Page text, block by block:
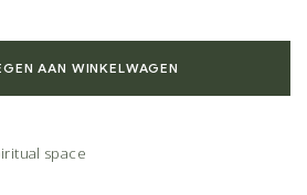
AAN WINKELWAGEN
space